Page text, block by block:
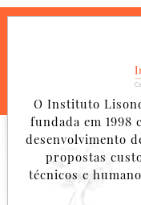
O Instituto
fundada em
desenvolvimento
propostas
técnicos e